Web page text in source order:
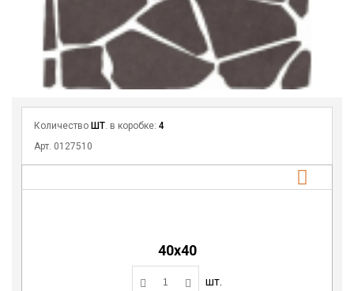
Количество ШТ. в коробке: 4
Арт. 0127510
40х40
шт.